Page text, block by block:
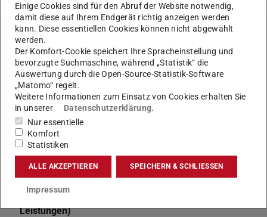
Weitere Artikel
Zwei Veranstaltungen überschneiden sich
Anmeldung zu einer Veranstaltung trotz
überschrittener max. Teilnehmerzahl
Eine Veranstaltung taucht in mehreren Modulen auf
Besuch einer Inhaltsgleichen Vorlesung in einem
anderen Fachbereich
Modul wiederholen
Prüfungsordnung enthalten sind (Zusätzliche
Leistungen)
Einige Cookies sind für den Abruf der Website notwendig,
damit diese auf Ihrem Endgerät richtig anzeigen werden
kann. Diese essentiellen Cookies können nicht abgewählt
werden.
Der Komfort-Cookie speichert Ihre Spracheinstellung und
bevorzugte Suchmaschine, während „Statistik“ die
Auswertung durch die Open-Source-Statistik-Software
„Matomo“ regelt.
Weitere Informationen zum Einsatz von Cookies erhalten Sie
in unserer
Datenschutzerklärung.
Nur essentielle
Komfort
Statistiken
ALLE AKZEPTIEREN SPEICHERN & SCHLIESSEN
Impressum